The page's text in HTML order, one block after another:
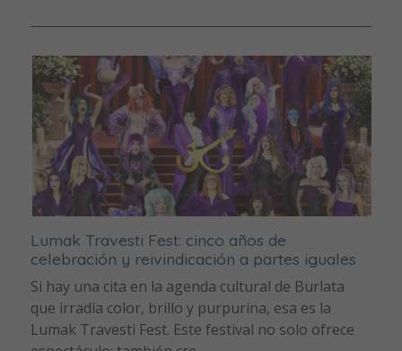
Lumak Travesti Fest: cinco años de
celebración y reivindicación a partes iguales
Si hay una cita en la agenda cultural de Burlata
que irradia color, brillo y purpurina, esa es la
Lumak Travesti Fest. Este festival no solo ofrece